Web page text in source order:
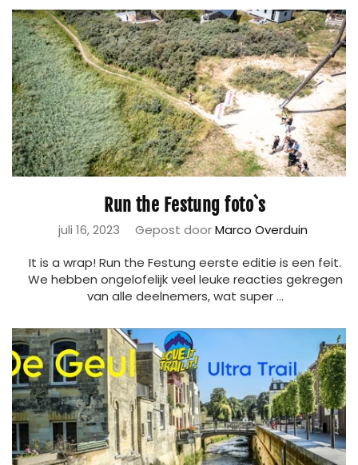
Run the Festung foto`s
juli 16, 2023 Gepost doorMarco Overduin
It is a wrap! Run the Festung eerste editie is een feit.
We hebben ongelofelijk veel leuke reacties gekregen
van alle deelnemers, wat super ...